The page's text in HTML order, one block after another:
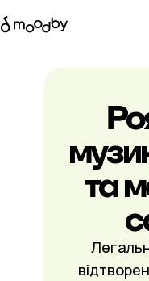
та